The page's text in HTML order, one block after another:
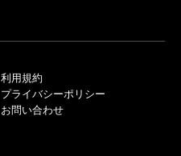
利用規約
プライバシーポリシー
お問い合わせ